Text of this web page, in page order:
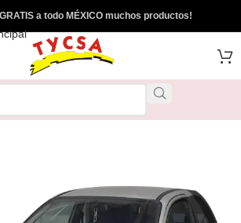
a todo MÉXICO muchos productos!